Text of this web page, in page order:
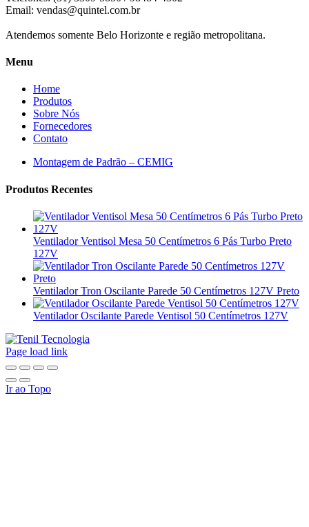
Email: vendas@quintel.com.br
Atendemos somente Belo Horizonte e região metropolitana.
Menu
Home
Produtos
Sobre Nós
Fornecedores
Contato
Montagem de Padrão – CEMIG
Produtos Recentes
Ventilador Ventisol Mesa 50 Centímetros 6 Pás Turbo Preto
127V
Ventilador Tron Oscilante Parede 50 Centímetros 127V Preto
Ventilador Oscilante Parede Ventisol 50 Centímetros 127V
Page load link
Ir ao Topo